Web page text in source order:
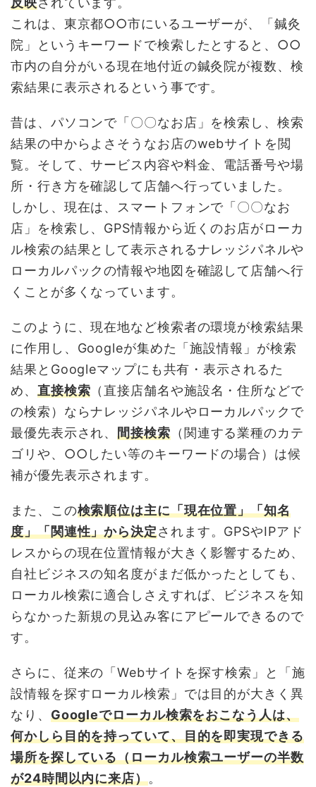
これは、東京都○○市にいるユーザーが、「鍼灸
院」というキーワードで検索したとすると、○○
市内の自分がいる現在地付近の鍼灸院が複数、検
索結果に表示されるという事です。
昔は、パソコンで「〇〇なお店」を検索し、検索
結果の中からよさそうなお店のwebサイトを閲
覧。そして、サービス内容や料金、電話番号や場
所・行き方を確認して店舗へ行っていました。
しかし、現在は、スマートフォンで「〇〇なお
店」を検索し、GPS情報から近くのお店がローカ
ル検索の結果として表示されるナレッジパネルや
ローカルパックの情報や地図を確認して店舗へ行
くことが多くなっています。
このように、現在地など検索者の環境が検索結果
に作用し、Googleが集めた「施設情報」が検索
結果とGoogleマップにも共有・表示されるた
め、 直接検索 （直接店舗名や施設名・住所などで
の検索）ならナレッジパネルやローカルパックで
最優先表示され、間接検索（関連する業種のカテ
ゴリや、○○したい等のキーワードの場合）は候
補が優先表示されます。
また、この検索順位は主に「現在位置」「知名
度」「関連性」から決定されます。GPSやIPアド
レスからの現在位置情報が大きく影響するため、
自社ビジネスの知名度がまだ低かったとしても、
ローカル検索に適合しさえすれば、ビジネスを知
らなかった新規の見込み客にアピールできるので
す。
さらに、従来の「Webサイトを探す検索」と「施
設情報を探すローカル検索」では目的が大きく異
なり、 Googleでローカル検索をおこなう人は、
何かしら目的を持っていて、目的を即実現できる
場所を探している（ローカル検索ユーザーの半数
が24時間以内に来店）。